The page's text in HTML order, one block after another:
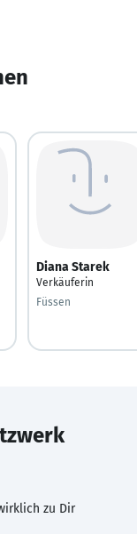
Diana Starek
Verkäuferin
Füssen
zu Dir